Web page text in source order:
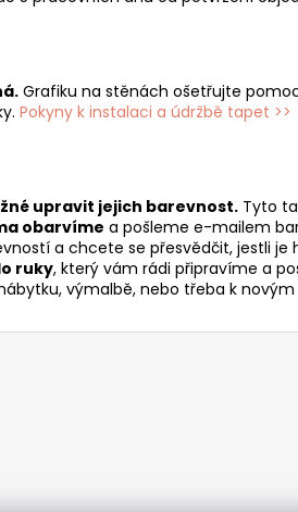
Grafiku na stěnách ošetřujte
Pokyny k instalaci a údržbě tapet >>
upravit jejich barevnost. Tyto
obarvíme a pošleme e-mailem
a chcete se přesvědčit, jestli je
ruky, který vám rádi připravíme a
výmalbě, nebo třeba k